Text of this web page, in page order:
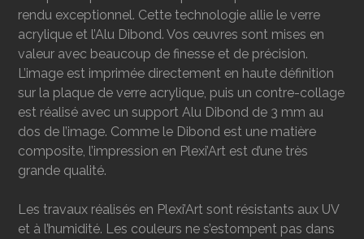
rendu exceptionnel. Cette technologie allie le verre
acrylique et l’Alu Dibond. Vos œuvres sont mises en
valeur avec beaucoup de finesse et de précision.
L’image est imprimée directement en haute définition
sur la plaque de verre acrylique, puis un contre-collage
est réalisé avec un support Alu Dibond de 3 mm au
dos de l’image. Comme le Dibond est une matière
composite, l’impression en Plexi’Art est d’une très
grande qualité.
Les travaux réalisés en Plexi’Art sont résistants aux UV
et à l’humidité. Les couleurs ne s’estompent pas dans